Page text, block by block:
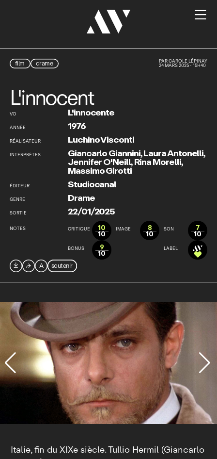

film drame PARCAROLE LÉPINAY
24 MARS 2025 - 15H40
L'innocent
VO L'innocente
ANNÉE 1976
RÉALISATEUR Luchino Visconti
INTERPRÈTES Giancarlo Giannini,Laura Antonelli,
Jennifer O'Neill,Rina Morelli,
Massimo Girotti
ÉDITEUR Studiocanal
GENRE Drame
SORTIE 22/01/2025
NOTES CRITIQUE 10
10
IMAGE 8
10
SON 7
10
BONUS 9
10
LABEL
 ⮫ A soutenir
Italie, fin du XIXe siècle. Tullio Hermil (Giancarlo